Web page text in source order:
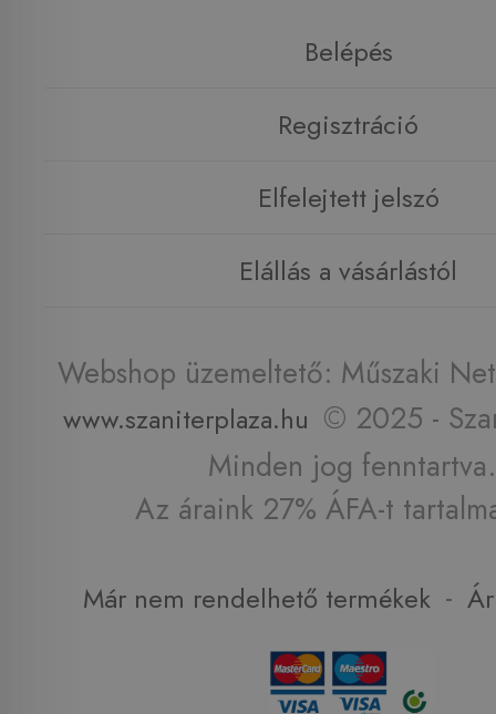
Belépés
Regisztráció
Elfelejtett jelszó
Elállás a vásárlástól
Webshop üzemeltető: Műszaki
www.szaniterplaza.hu © 2025 -
Minden jog fenntartva.
Az áraink 27% ÁFA-t
Már nem rendelhető termékek -